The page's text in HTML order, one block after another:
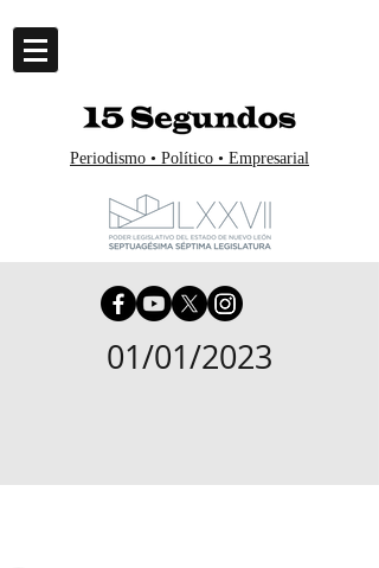
Periodismo • Político • Empresarial
01/01/2023